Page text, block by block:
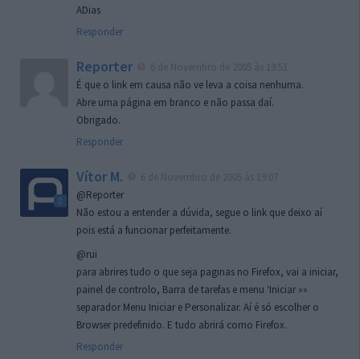
ADias
Responder
Reporter
É que o link em causa não ve leva a coisa nenhuma.
Abre uma página em branco e não passa daí.
Obrigado.
Responder
Vítor M.
@Reporter
Não estou a entender a dúvida, segue o link que deixo aí
pois está a funcionar perfeitamente.
@rui
para abrires tudo o que seja paginas no Firefox, vai a iniciar,
painel de controlo, Barra de tarefas e menu ‘Iniciar »»
separador Menu Iniciar e Personalizar. Aí é só escolher o
Browser predefinido. E tudo abrirá como Firefox.
Responder